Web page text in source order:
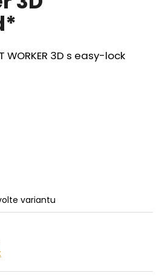
WORKER 3D s easy-lock
variantu